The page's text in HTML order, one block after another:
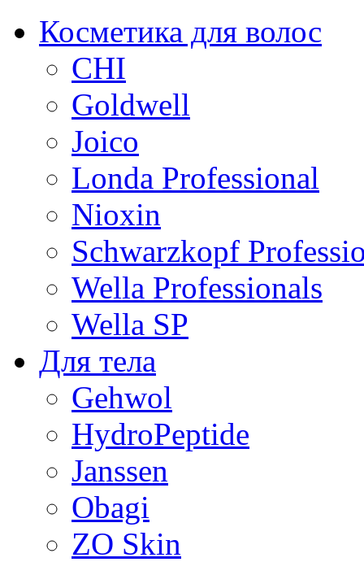
Косметика для волос
CHI
Goldwell
Joico
Londa Professional
Nioxin
Schwarzkopf
Wella Professionals
Wella SP
Для тела
Gehwol
HydroPeptide
Janssen
Obagi
ZO Skin